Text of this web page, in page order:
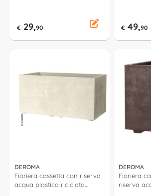
9H814SZ
€ 29,90 € 49,90
DEROMA
Fioriera cassetta con riserva
acqua plastica riciclata
DEROMA
Fioriera
riserva